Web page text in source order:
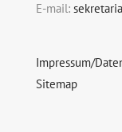
E-mail:
Impressum/
Sitemap